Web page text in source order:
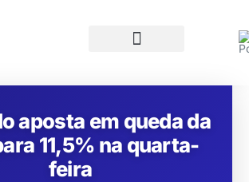
aposta em queda da
11,5% na quarta-
feira